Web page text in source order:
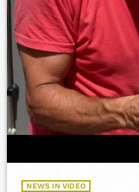
NEWS IN VIDEO